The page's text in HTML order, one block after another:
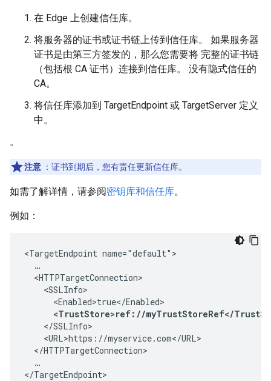
在 Edge 上创建信任库。
将服务器的证书或证书链上传到信任库。 如果服务器
证书是由第三方签发的，那么您需要将 完整的证书链
（包括根 CA 证书）连接到信任库。 没有隐式信任的
CA。
将信任库添加到 TargetEndpoint 或 TargetServer 定义
中。
。
注意 ：证书到期后，您有责任更新信任库。
如需了解详情，请参阅密钥库和信任库。
例如：
<TargetEndpoint name="default">
  …
  <HTTPTargetConnection>
    <SSLInfo>
      <Enabled>true</Enabled>
<TrustStore>ref://myTrustStoreRef</
    </SSLInfo>
    <URL>https://myservice.com</URL>
  </HTTPTargetConnection>
  …
</TargetEndpoint>